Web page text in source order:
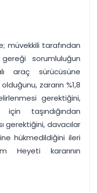
müvekkili tarafından
sorumluluğun
araç sürücüsüne
zararın %1,8
gerektiğini,
taşındığından
gerektiğini, davacılar
hükmedildiğini ileri
Heyeti kararının